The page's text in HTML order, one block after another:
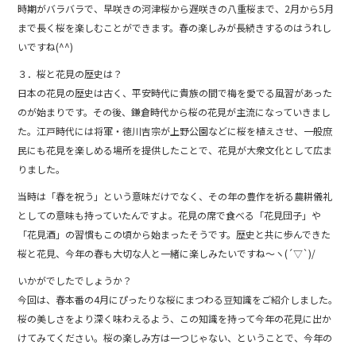
時期がバラバラで、早咲きの河津桜から遅咲きの八重桜まで、2月から5月
まで長く桜を楽しむことができます。春の楽しみが長続きするのはうれし
いですね(^^)
３．桜と花見の歴史は？
日本の花見の歴史は古く、平安時代に貴族の間で梅を愛でる風習があった
のが始まりです。その後、鎌倉時代から桜の花見が主流になっていきまし
た。江戸時代には将軍・徳川吉宗が上野公園などに桜を植えさせ、一般庶
民にも花見を楽しめる場所を提供したことで、花見が大衆文化として広ま
りました。
当時は「春を祝う」という意味だけでなく、その年の豊作を祈る農耕儀礼
としての意味も持っていたんですよ。花見の席で食べる「花見団子」や
「花見酒」の習慣もこの頃から始まったそうです。歴史と共に歩んできた
桜と花見、今年の春も大切な人と一緒に楽しみたいですね～ヽ(´▽`)/
いかがでしたでしょうか？
今回は、春本番の4月にぴったりな桜にまつわる豆知識をご紹介しました。
桜の美しさをより深く味わえるよう、この知識を持って今年の花見に出か
けてみてください。桜の楽しみ方は一つじゃない、ということで、今年の